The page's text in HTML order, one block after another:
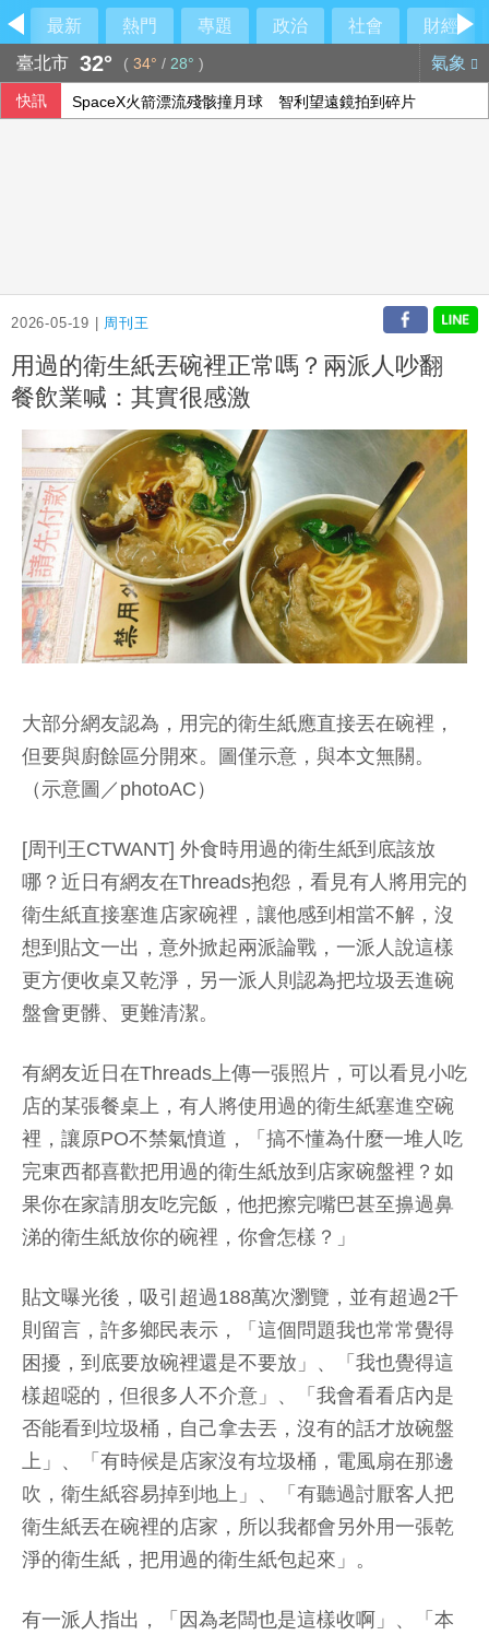
最新 熱門 專題 政治 社會
財經
臺北市 32° ( 34° / 28° ) 氣象
快訊 SpaceX火箭漂流殘骸撞月球 智利望遠鏡拍到碎片
2026-05-19 | 周刊王
用過的衛生紙丟碗裡正常嗎？兩派人吵翻
餐飲業喊：其實很感激
大部分網友認為，用完的衛生紙應直接丟在碗裡，
但要與廚餘區分開來。圖僅示意，與本文無關。
（示意圖／photoAC）
[周刊王CTWANT] 外食時用過的衛生紙到底該放
哪？近日有網友在Threads抱怨，看見有人將用完的
衛生紙直接塞進店家碗裡，讓他感到相當不解，沒
想到貼文一出，意外掀起兩派論戰，一派人說這樣
更方便收桌又乾淨，另一派人則認為把垃圾丟進碗
盤會更髒、更難清潔。
有網友近日在Threads上傳一張照片，可以看見小吃
店的某張餐桌上，有人將使用過的衛生紙塞進空碗
裡，讓原PO不禁氣憤道，「搞不懂為什麼一堆人吃
完東西都喜歡把用過的衛生紙放到店家碗盤裡？如
果你在家請朋友吃完飯，他把擦完嘴巴甚至擤過鼻
涕的衛生紙放你的碗裡，你會怎樣？」
貼文曝光後，吸引超過188萬次瀏覽，並有超過2千
則留言，許多鄉民表示，「這個問題我也常常覺得
困擾，到底要放碗裡還是不要放」、「我也覺得這
樣超噁的，但很多人不介意」、「我會看看店內是
否能看到垃圾桶，自己拿去丟，沒有的話才放碗盤
上」、「有時候是店家沒有垃圾桶，電風扇在那邊
吹，衛生紙容易掉到地上」、「有聽過討厭客人把
衛生紙丟在碗裡的店家，所以我都會另外用一張乾
淨的衛生紙，把用過的衛生紙包起來」。
有一派人指出，「因為老闆也是這樣收啊」、「本